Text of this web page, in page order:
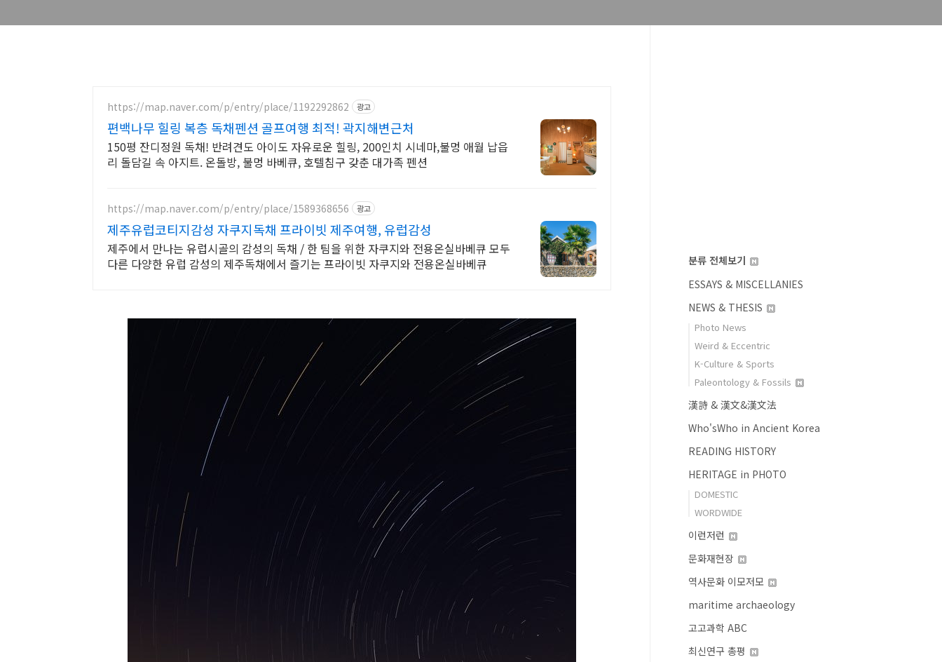
https://map.naver.com/p/entry/place/1192292862 광고
편백나무 힐링 복층 독채펜션 골프여행 최적! 곽지해변근처
150평 잔디정원 독채! 반려견도 아이도 자유로운 힐링, 200인치 시네마,불멍 애월 납읍
리 돌담길 속 아지트. 온돌방, 불멍 바베큐, 호텔침구 갖춘 대가족 펜션
https://map.naver.com/p/entry/place/1589368656 광고
제주유럽코티지감성 자쿠지독채 프라이빗 제주여행, 유럽감성
제주에서 만나는 유럽시골의 감성의 독채 / 한 팀을 위한 자쿠지와 전용온실바베큐 모두
다른 다양한 유럽 감성의 제주독채에서 즐기는 프라이빗 자쿠지와 전용온실바베큐
분류 전체보기
ESSAYS & MISCELLANIES
NEWS & THESIS
Photo News
Weird & Eccentric
K-Culture & Sports
Paleontology & Fossils
漢詩 & 漢文&漢文法
Who'sWho in Ancient Korea
READING HISTORY
HERITAGE in PHOTO
DOMESTIC
WORDWIDE
이런저런
문화재현장
역사문화 이모저모
maritime archaeology
고고과학 ABC
최신연구 총평